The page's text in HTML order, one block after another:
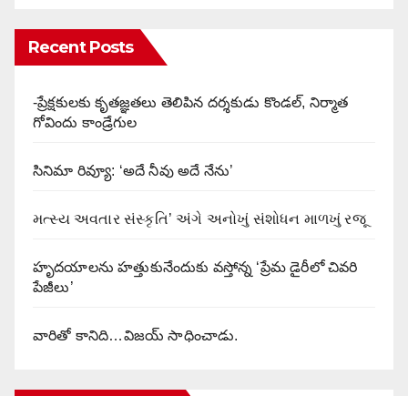
Recent Posts
-ప్రేక్షకులకు కృతజ్ఞతలు తెలిపిన దర్శకుడు కొండల్, నిర్మాత
గోవిందు కాండ్రేగుల
సినిమా రివ్యూ: ‘అదే నీవు అదే నేను’
મત્સ્ય અવતાર સંસ્કૃતિ’ અંગે અનોખું સંશોધન માળખું રજૂ
హృదయాలను హత్తుకునేందుకు వస్తోన్న ‘ప్రేమ డైరీలో చివరి
పేజీలు’
వారితో కానిది…విజయ్ సాధించాడు.